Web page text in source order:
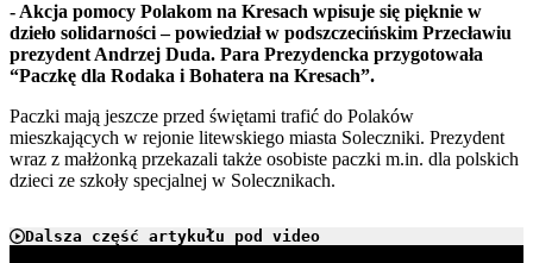
- Akcja pomocy Polakom na Kresach wpisuje się pięknie w
dzieło solidarności – powiedział w podszczecińskim Przecławiu
prezydent Andrzej Duda. Para Prezydencka przygotowała
“Paczkę dla Rodaka i Bohatera na Kresach”.
Paczki mają jeszcze przed świętami trafić do Polaków
mieszkających w rejonie litewskiego miasta Soleczniki. Prezydent
wraz z małżonką przekazali także osobiste paczki m.in. dla polskich
dzieci ze szkoły specjalnej w Solecznikach.
Dalsza część artykułu pod video